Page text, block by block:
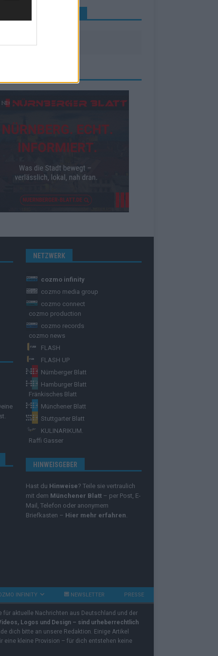
NETZWERK
cozmo infinity
cozmo media group
cozmo connect
cozmo production
cozmo records
cozmo news
FLASH
FLASH UP
Nürnberger Blatt
Hamburger Blatt
Fränkisches Blatt
Münchener Blatt
Stuttgarter Blatt
KULINARIKUM.
Raffi Gasser
HINWEISGEBER
Hast du Hinweise? Teile sie vertraulich
mit dem Münchener Blatt – per Post, E-
Mail, Telefon oder anonymem
Briefkasten – Hier mehr erfahren
INFINITY NEWSLETTER PRESSE
für aktuelle Nachrichten aus Deutschland und der
Logos und Design – sind urheberrechtlich
dich bitte an unsere Redaktion. Einige Artikel
eine kleine Provision – für dich entstehen keine